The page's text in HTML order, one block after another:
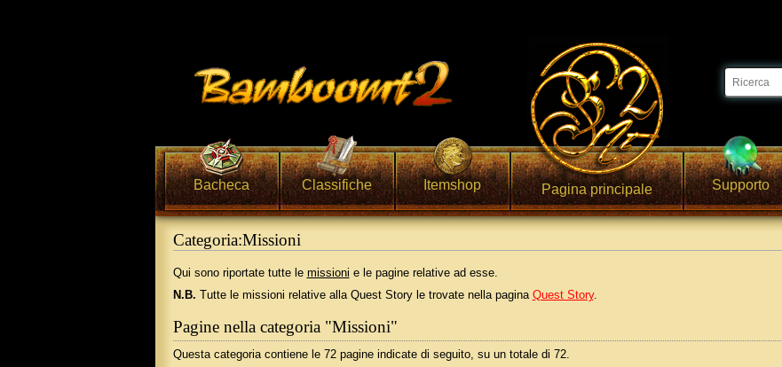
Bacheca Classifiche Itemshop Pagina principale Supporto
Categoria:Missioni
Qui sono riportate tutte le missioni e le pagine relative ad esse.
N.B. Tutte le missioni relative alla Quest Story le trovate nella pagina Quest Story.
Pagine nella categoria "Missioni"
Questa categoria contiene le 72 pagine indicate di seguito, su un totale di 72.